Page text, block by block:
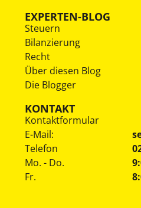
EXPERTEN-BLOG
Steuern
Bilanzierung
Recht
Über diesen Blog
Die Blogger
KONTAKT
Kontaktformular
E-Mail:
Telefon
Mo. - Do.
Fr.